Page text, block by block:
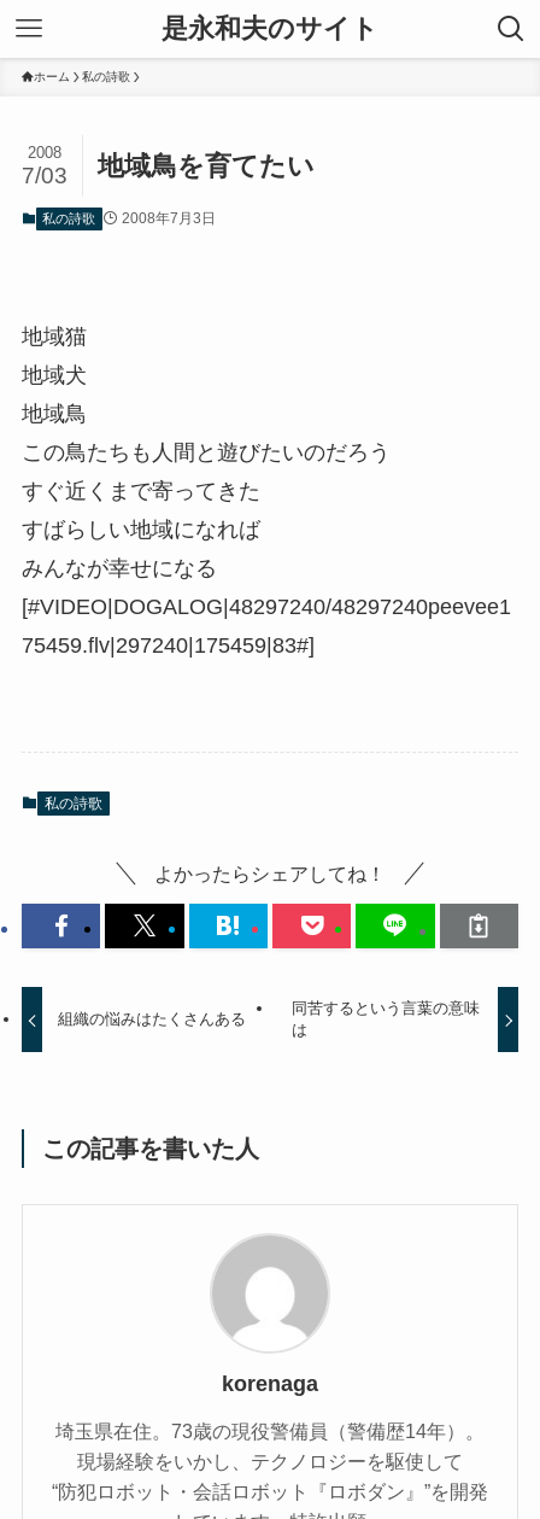
是永和夫のサイト
ホーム 私の詩歌
地域鳥を育てたい
2008
7/03
私の詩歌 2008年7月3日
地域猫
地域犬
地域鳥
この鳥たちも人間と遊びたいのだろう
すぐ近くまで寄ってきた
すばらしい地域になれば
みんなが幸せになる
[#VIDEO|DOGALOG|48297240/48297240peevee1
75459.flv|297240|175459|83#]
私の詩歌
よかったらシェアしてね！
組織の悩みはたくさんある
同苦するという言葉の意味
は
この記事を書いた人
korenaga
埼玉県在住。73歳の現役警備員（警備歴14年）。
現場経験をいかし、テクノロジーを駆使して
“防犯ロボット・会話ロボット『ロボダン』”を開発